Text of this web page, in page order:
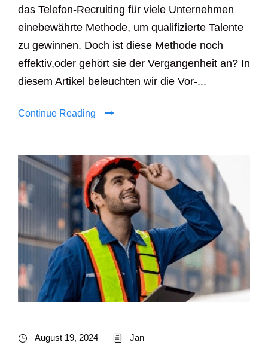
das Telefon-Recruiting für viele Unternehmen
einebewährte Methode, um qualifizierte Talente
zu gewinnen. Doch ist diese Methode noch
effektiv,oder gehört sie der Vergangenheit an? In
diesem Artikel beleuchten wir die Vor-...
Continue Reading
August 19, 2024
Jan